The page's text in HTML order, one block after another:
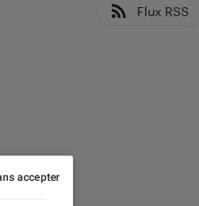
Flux RSS
accepter